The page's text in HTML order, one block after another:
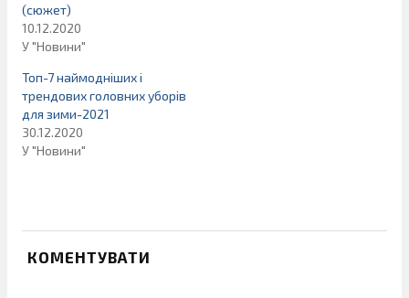
(сюжет)
10.12.2020
У "Новини"
Топ-7 наймодніших і
трендових головних уборів
для зими-2021
30.12.2020
У "Новини"
КОМЕНТУВАТИ